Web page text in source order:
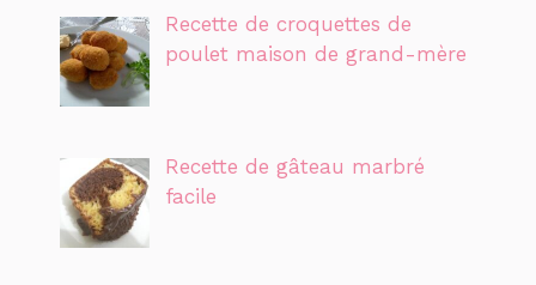
Recette de croquettes de
poulet maison de grand-mère
Recette de gâteau marbré
facile